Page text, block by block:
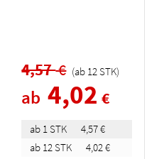
4,57€ (ab 12 STK)
ab 4,02 €
ab 1 STK
4,57 €
ab 12 STK
4,02 €